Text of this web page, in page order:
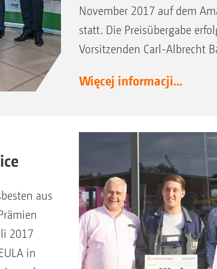
November 2017 auf dem
statt. Die Preisübergabe
Vorsitzenden Carl-Albrecht
Więcej informacji...
aus
2017
in